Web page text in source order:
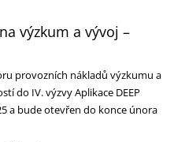
výzkum a vývoj –
provozních nákladů výzkumu a
do IV. výzvy Aplikace DEEP
a bude otevřen do ‎konce února